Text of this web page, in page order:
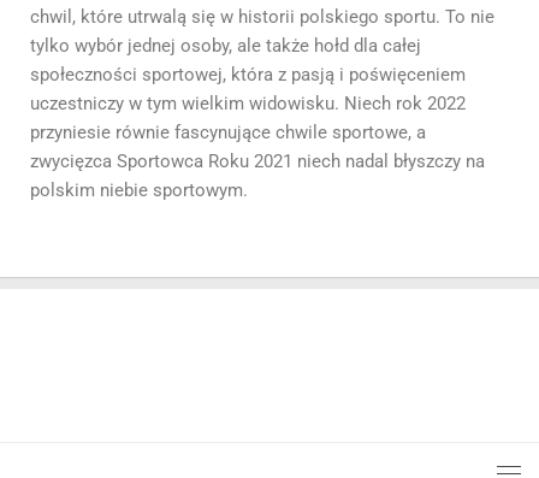
chwil, które utrwalą się w historii polskiego sportu. To nie
tylko wybór jednej osoby, ale także hołd dla całej
społeczności sportowej, która z pasją i poświęceniem
uczestniczy w tym wielkim widowisku. Niech rok 2022
przyniesie równie fascynujące chwile sportowe, a
zwycięzca Sportowca Roku 2021 niech nadal błyszczy na
polskim niebie sportowym.